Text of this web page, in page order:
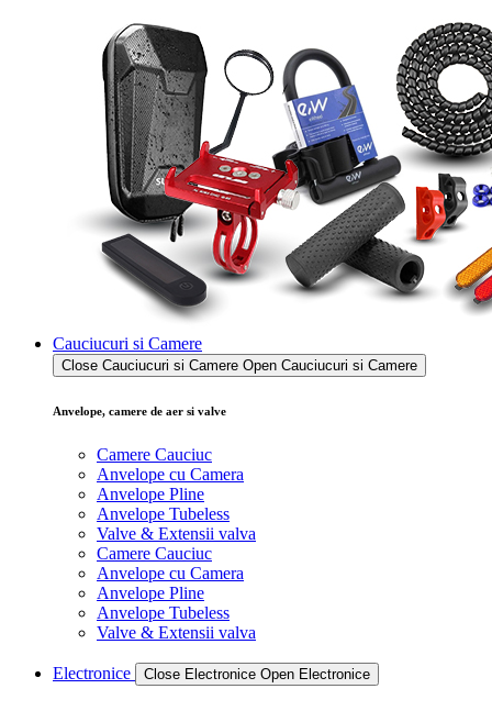
Cauciucuri si Camere
Close Cauciucuri si Camere Open Cauciucuri si Camere
Anvelope, camere de aer si valve
Camere Cauciuc
Anvelope cu Camera
Anvelope Pline
Anvelope Tubeless
Valve & Extensii valva
Camere Cauciuc
Anvelope cu Camera
Anvelope Pline
Anvelope Tubeless
Valve & Extensii valva
Electronice Close Electronice Open Electronice